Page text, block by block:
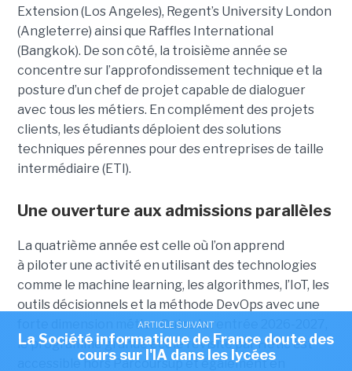
Extension (Los Angeles), Regent’s University London
(Angleterre) ainsi que Raffles International
(Bangkok). De son côté, la troisième année se
concentre sur l’approfondissement technique et la
posture d’un chef de projet capable de dialoguer
avec tous les métiers. En complément des projets
clients, les étudiants déploient des solutions
techniques pérennes pour des entreprises de taille
intermédiaire (ETI).
Une ouverture aux admissions parallèles
La quatrième année est celle où l’on apprend
à piloter une activité en utilisant des technologies
comme le machine learning, les algorithmes, l’IoT, les
outils décisionnels et la méthode DevOps avec une
forte dimension métier. Outre la rentrée 2026-2027,
le programme grande école revisité par Hetic est
accessible hors Parcoursup et également en
ARTICLE SUIVANT
La Société informatique de France doute des
cours sur l'IA dans les lycées